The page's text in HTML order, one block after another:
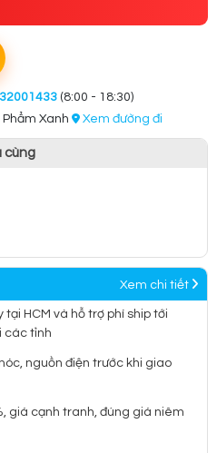
(8:00 - 18:30)
Xanh
Xem đường đi
cùng
Xem chi tiết
HCM và hỗ trợ phí ship tới
các tỉnh
nguồn điện trước khi giao
giá cạnh tranh, đúng giá niêm